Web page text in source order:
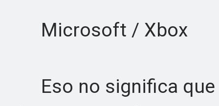
Microsoft / Xbox
Eso no significa que